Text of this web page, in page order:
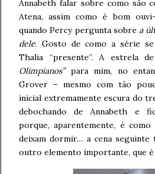
Annabeth falar sobre como são
Atena, assim como é bom
quando Percy pergunta sobre a
dele. Gosto de como a série
Thalia “presente”. A estrela de
Olimpianos”para mim, no
Grover – mesmo com tão
inicial extremamente escura do
debochando de Annabeth e
porque, aparentemente, é
deixam dormir… a cena seguinte
outro elemento importante, que é